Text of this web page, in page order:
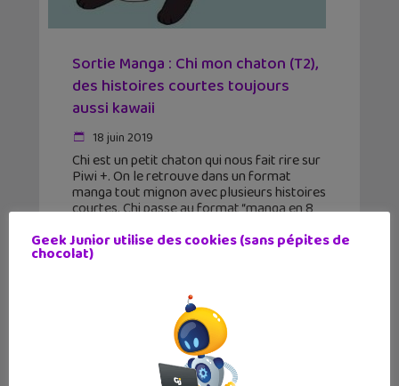
Sortie Manga : Chi mon chaton (T2),
des histoires courtes toujours
aussi kawaii
18 juin 2019
Chi est un petit chaton qui nous fait rire sur
Piwi +. On le retrouve dans un format
manga tout mignon avec plusieurs histoires
courtes. Chi passe au format “manga en 8
Geek Junior utilise des cookies (sans pépites de
chocolat)